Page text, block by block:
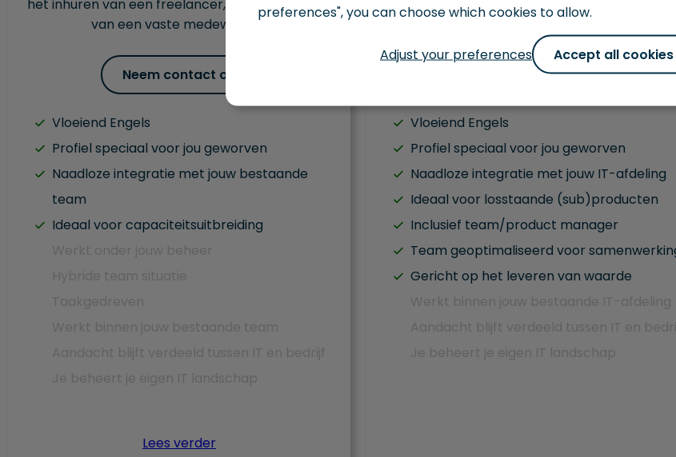
preferences", you can choose which cookies to allow.
Adjust your preferences Accept all cookies
het inhuren van een freelancer, tegen de kosten
van een vaste medewerker.
Neem contact op
Vloeiend Engels
Profiel speciaal voor jou geworven
Naadloze integratie met jouw bestaande
team
Ideaal voor capaciteitsuitbreiding
Lees verder
je ons jouw input geven, en wij zetten het om in
Neem contact op
Vloeiend Engels
Profiel speciaal voor jou geworven
Naadloze integratie met jouw IT-afdeling
Ideaal voor losstaande (sub)producten
Inclusief team/product manager
Team geoptimaliseerd voor
Gericht op het leveren van waarde